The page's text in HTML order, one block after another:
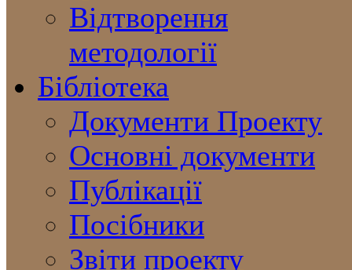
Відтворення
методології
Бібліотека
Документи Проекту
Основні документи
Публікації
Посібники
Звіти проекту